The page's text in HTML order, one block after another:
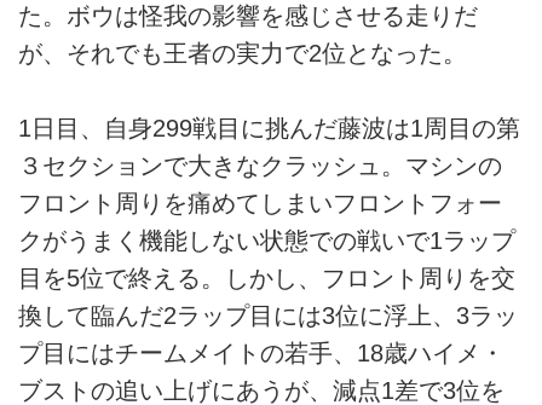
た。ボウは怪我の影響を感じさせる走りだ
が、それでも王者の実力で2位となった。
1日目、自身299戦目に挑んだ藤波は1周目の第
３セクションで大きなクラッシュ。マシンの
フロント周りを痛めてしまいフロントフォー
クがうまく機能しない状態での戦いで1ラップ
目を5位で終える。しかし、フロント周りを交
換して臨んだ2ラップ目には3位に浮上、3ラッ
プ目にはチームメイトの若手、18歳ハイメ・
ブストの追い上げにあうが、減点1差で3位を